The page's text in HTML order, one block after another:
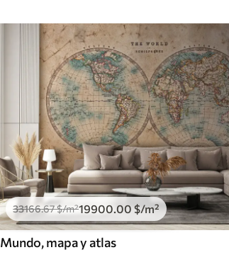
33166.67$/m²19900.00 $/m²
Mundo, mapa y atlas